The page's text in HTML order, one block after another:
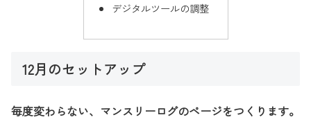
デジタルツールの調整
12月のセットアップ
毎度変わらない、マンスリーログのページをつくります。